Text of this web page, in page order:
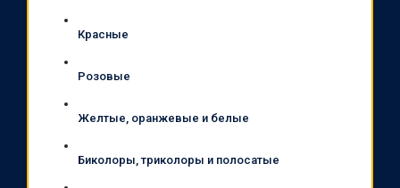
Красные
Розовые
Желтые, оранжевые и белые
Биколоры, триколоры и полосатые